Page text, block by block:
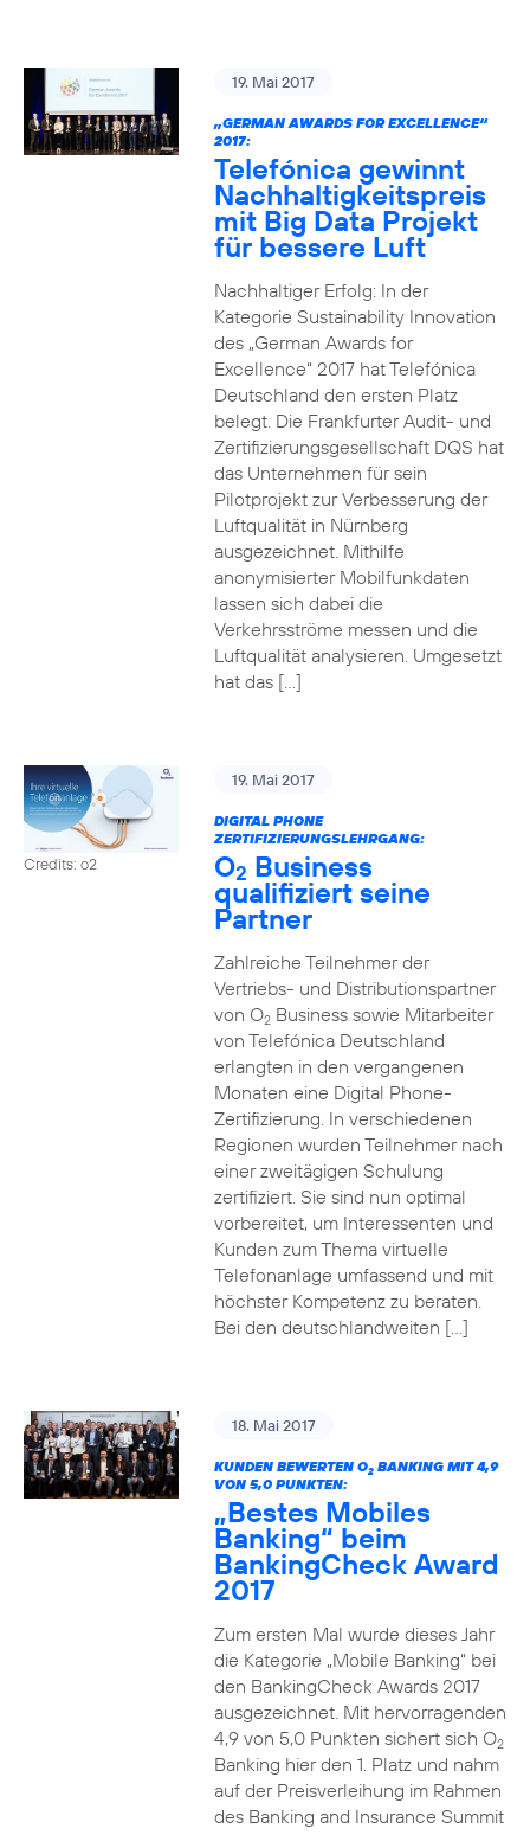
19. Mai 2017
„GERMAN AWARDS FOR EXCELLENCE“
2017:
Telefónica gewinnt
Nachhaltigkeitspreis
mit Big Data Projekt
für bessere Luft
Nachhaltiger Erfolg: In der
Kategorie Sustainability Innovation
des „German Awards for
Excellence“ 2017 hat Telefónica
Deutschland den ersten Platz
belegt. Die Frankfurter Audit- und
Zertifizierungsgesellschaft DQS hat
das Unternehmen für sein
Pilotprojekt zur Verbesserung der
Luftqualität in Nürnberg
ausgezeichnet. Mithilfe
anonymisierter Mobilfunkdaten
lassen sich dabei die
Verkehrsströme messen und die
Luftqualität analysieren. Umgesetzt
hat das […]
Credits: o2
19. Mai 2017
DIGITAL PHONE
ZERTIFIZIERUNGSLEHRGANG:
O2 Business
qualifiziert seine
Partner
Zahlreiche Teilnehmer der
Vertriebs- und Distributionspartner
von O2Business sowie Mitarbeiter
von Telefónica Deutschland
erlangten in den vergangenen
Monaten eine Digital Phone-
Zertifizierung. In verschiedenen
Regionen wurden Teilnehmer nach
einer zweitägigen Schulung
zertifiziert. Sie sind nun optimal
vorbereitet, um Interessenten und
Kunden zum Thema virtuelle
Telefonanlage umfassend und mit
höchster Kompetenz zu beraten.
Bei den deutschlandweiten […]
18. Mai 2017
KUNDEN BEWERTEN O2BANKING MIT 4,9
VON 5,0 PUNKTEN:
„Bestes Mobiles
Banking“ beim
BankingCheck Award
2017
Zum ersten Mal wurde dieses Jahr
die Kategorie „Mobile Banking“ bei
den BankingCheck Awards 2017
ausgezeichnet. Mit hervorragenden
4,9 von 5,0 Punkten sichert sich O2
Banking hier den 1. Platz und nahm
auf der Preisverleihung im Rahmen
des Banking and Insurance Summit